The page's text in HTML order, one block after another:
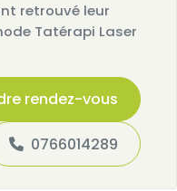
retrouvé leur
Tatérapi Laser
rendez-vous
0766014289